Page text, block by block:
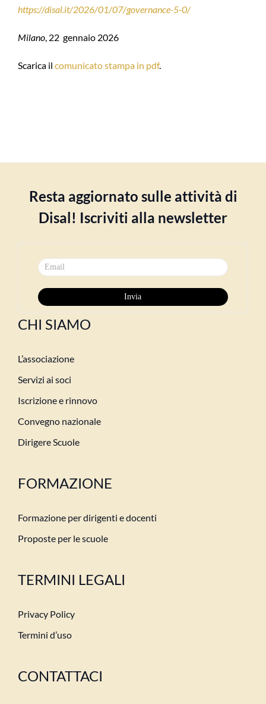
https://disal.it/2026/01/07/governance-5-0/
Milano, 22 gennaio 2026
Scarica il comunicato stampa in pdf.
Resta aggiornato sulle attività di
Disal! Iscriviti alla newsletter
CHI SIAMO
L’associazione
Servizi ai soci
Iscrizione e rinnovo
Convegno nazionale
Dirigere Scuole
FORMAZIONE
Formazione per dirigenti e docenti
Proposte per le scuole
TERMINI LEGALI
Privacy Policy
Termini d’uso
CONTATTACI